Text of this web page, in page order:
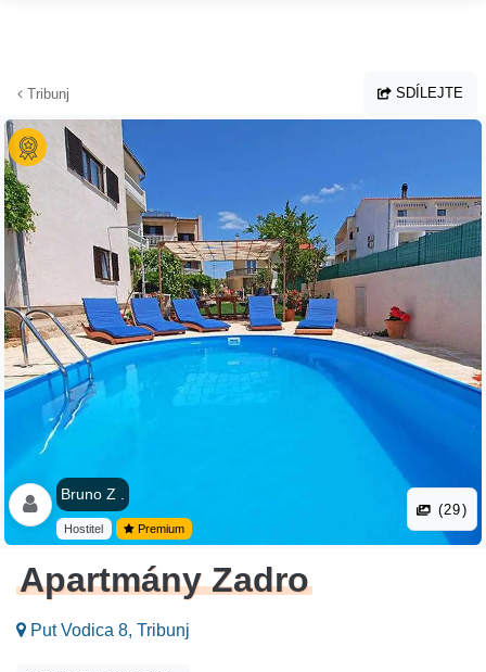
Tribunj SDÍLEJTE
Bruno Z .
Hostitel Premium
(29)
Apartmány Zadro
Put Vodica 8, Tribunj